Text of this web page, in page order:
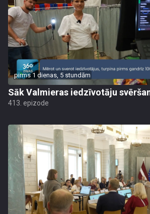
pirms 1 dienas, 5 stundām
Sāk Valmieras iedzīvotāju
413. epizode